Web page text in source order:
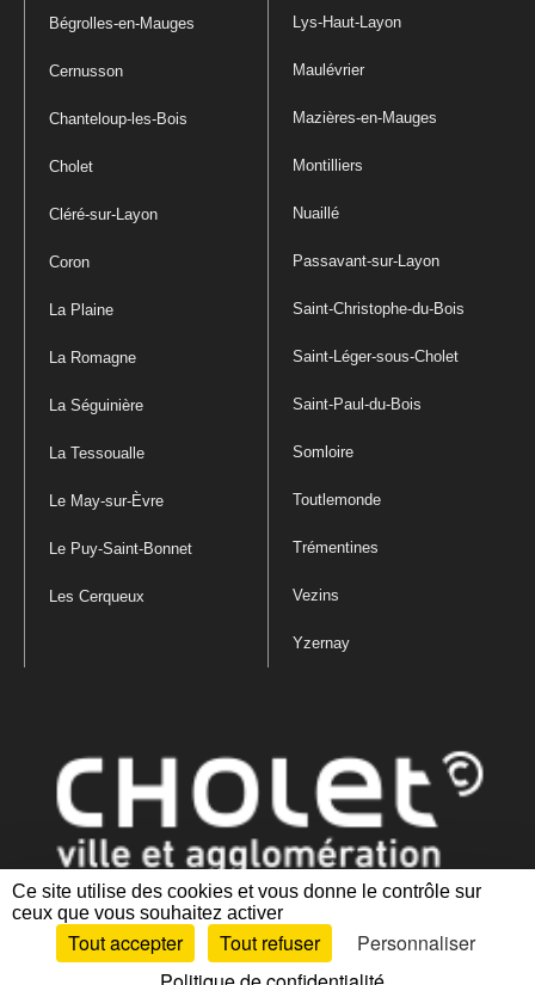
Ce site utilise des cookies et vous donne le contrôle sur
ceux que vous souhaitez activer
Tout accepter Tout refuser
Personnaliser
Bégrolles-en-Mauges
Cernusson
Chanteloup-les-Bois
Cholet
Cléré-sur-Layon
Coron
La Plaine
La Romagne
La Séguinière
La Tessoualle
Le May-sur-Èvre
Le Puy-Saint-Bonnet
Les Cerqueux
Lys-Haut-Layon
Maulévrier
Mazières-en-Mauges
Montilliers
Nuaillé
Passavant-sur-Layon
Saint-Christophe-du-Bois
Saint-Léger-sous-Cholet
Saint-Paul-du-Bois
Somloire
Toutlemonde
Trémentines
Vezins
Yzernay
Mentions légales|Politique de confidentialité
des cookies |Plan du site Accessibilité : partiellement conforme